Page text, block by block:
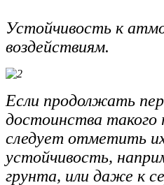
Устойчивость к
воздействиям.
Если продолжать
достоинства
следует отметить
устойчивость,
грунта, или даже к